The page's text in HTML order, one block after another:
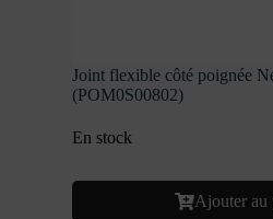
Joint flexible côté poignée
(POM0S00802)
En stock
Ajouter au